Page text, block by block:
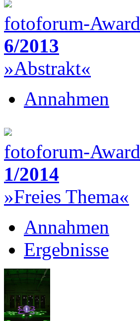
fotoforum-Award
6/2013
»Abstrakt«
Annahmen
fotoforum-Award
1/2014
»Freies Thema«
Annahmen
Ergebnisse